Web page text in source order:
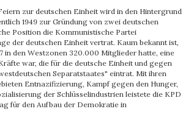
zur deutschen Einheit wird in den Hintergrund
1949 zur Gründung von zwei deutschen
Position die Kommunistische Partei
der deutschen Einheit vertrat. Kaum bekannt ist,
in den Westzonen 320.000 Mitglieder hatte, eine
war, die für die deutsche Einheit und gegen
Separatstaates" eintrat. Mit ihren
Entnazifizierung, Kampf gegen den Hunger,
der Schlüsselindustrien leistete die KPD
für den Aufbau der Demokratie in